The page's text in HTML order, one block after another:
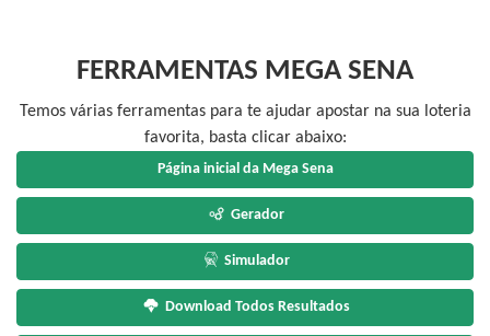
FERRAMENTAS MEGA SENA
Temos várias ferramentas para te ajudar apostar na sua loteria
favorita, basta clicar abaixo:
Página inicial da Mega Sena
Gerador
Simulador
Download Todos Resultados